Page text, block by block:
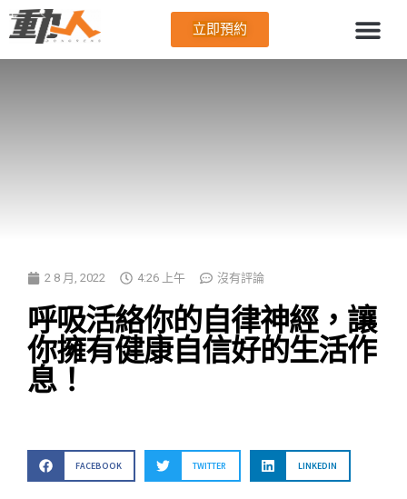
立即預約
2 8 月, 2022 4:26 上午 沒有評論
呼吸活絡你的自律神經，讓
你擁有健康自信好的生活作
息！
FACEBOOK TWITTER LINKEDIN